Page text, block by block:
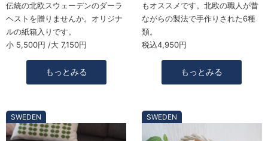
伝統の北欧スウェーデンのダーラ
ヘストを贈りませんか。オリジナ
ルの紙箱入りです。
小 5,500円 /大 7,150円
もっとみる
もオススメです。北欧の職人が昔
ながらの製法で手作りされた6種
類。
税込4,950円
もっとみる
SWEDEN SWEDEN